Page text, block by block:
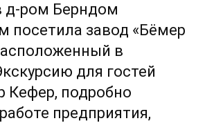
д-ром Берндом
посетила завод «Бёмер
в
для гостей
Кефер, подробно
предприятия,